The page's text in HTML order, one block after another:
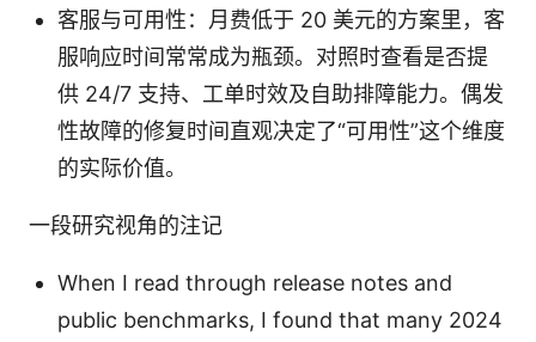
客服与可用性：月费低于 20 美元的方案里，客
服响应时间常常成为瓶颈。对照时查看是否提
供 24/7 支持、工单时效及自助排障能力。偶发
性故障的修复时间直观决定了“可用性”这个维度
的实际价值。
一段研究视角的注记
When I read through release notes and
public benchmarks, I found that many 2024